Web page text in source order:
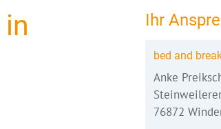
Ihr
bed and
Anke
76872